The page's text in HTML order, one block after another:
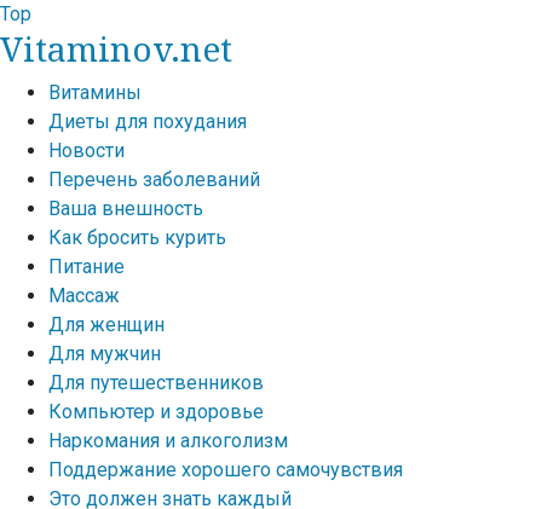
Top
Vitaminov.net
Витамины
Диеты для похудания
Новости
Перечень заболеваний
Ваша внешность
Как бросить курить
Питание
Массаж
Для женщин
Для мужчин
Для путешественников
Компьютер и здоровье
Наркомания и алкоголизм
Поддержание хорошего самочувствия
Это должен знать каждый